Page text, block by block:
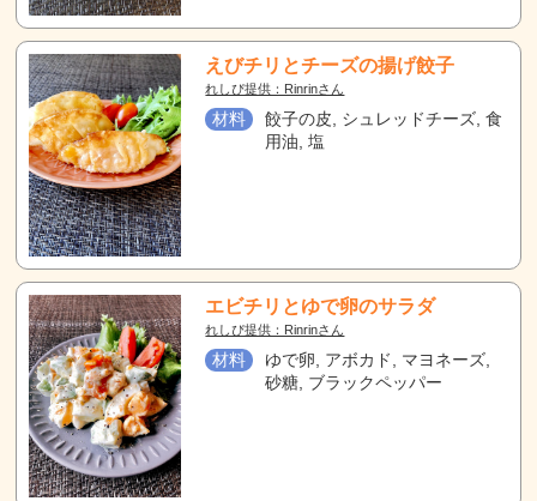
えびチリとチーズの揚げ餃子
れしぴ提供：Rinrinさん
材料
餃子の皮, シュレッドチーズ, 食
用油, 塩
エビチリとゆで卵のサラダ
れしぴ提供：Rinrinさん
材料
ゆで卵, アボカド, マヨネーズ,
砂糖, ブラックペッパー